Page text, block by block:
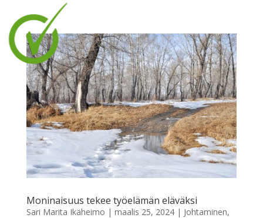
Moninaisuus tekee työelämän eläväksi
Sari Marita Ikäheimo | maalis 25, 2024| Johtaminen,